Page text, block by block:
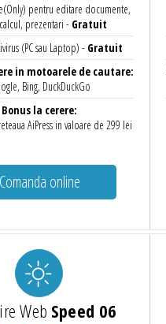
pentru editare documente,
prezentari - Gratuit
(PC sau Laptop) - Gratuit
in motoarele de cautare:
Bing, DuckDuckGo
Bonus la cerere:
AiPress in valoare de 299 lei
Comanda online
Web Speed 06